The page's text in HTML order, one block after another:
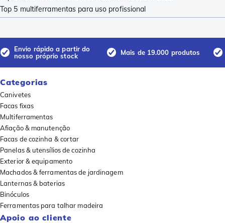
Top 5 multiferramentas para uso profissional
Envio rápido a partir do
nosso próprio stock
Mais de 19.000 produtos
Categorias
Canivetes
Facas fixas
Multiferramentas
Afiação & manutenção
Facas de cozinha & cortar
Panelas & utensílios de cozinha
Exterior & equipamento
Machados & ferramentas de jardinagem
Lanternas & baterias
Binóculos
Ferramentas para talhar madeira
Apoio ao cliente